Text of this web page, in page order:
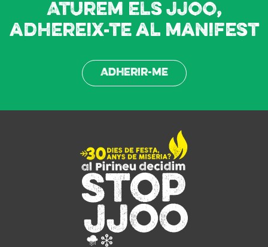
Aturem els JJOO,
adhereix-te al manifest
Adherir-me